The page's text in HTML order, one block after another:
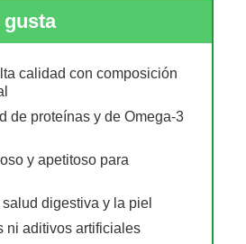
gusta
calidad con composición
de proteínas y de Omega-3
y apetitoso para
digestiva y la piel
ni aditivos artificiales